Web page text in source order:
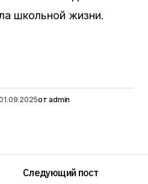
школьной жизни.
от admin
Следующий пост